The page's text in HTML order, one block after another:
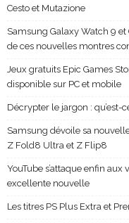
Cesto et Mutazione
Samsung Galaxy Watch 9
de ces nouvelles montres
Jeux gratuits Epic Games
disponible sur PC et mobile
Décrypter le jargon : qu’est-
Samsung dévoile sa
Z Fold8 Ultra et Z Flip8
YouTube s’attaque enfin aux
excellente nouvelle
Les titres PS Plus Extra et